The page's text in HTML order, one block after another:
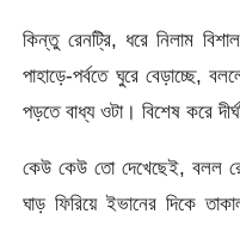
কিন্তু রেনট্রি, ধরে নিলাম
পাহাড়ে-পর্বতে ঘুরে বেড়াচ্ছে,
পড়তে বাধ্য ওটা। বিশেষ করে
কেউ কেউ তো দেখেছেই, বলল
ঘাড় ফিরিয়ে ইভানের দিকে